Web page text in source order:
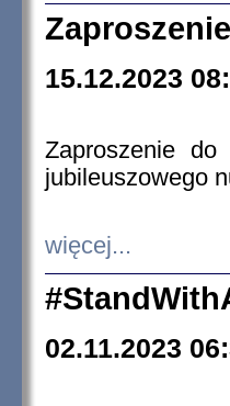
15.12.2023
Zaproszenie do
jubileuszowego
więcej...
02.11.2023